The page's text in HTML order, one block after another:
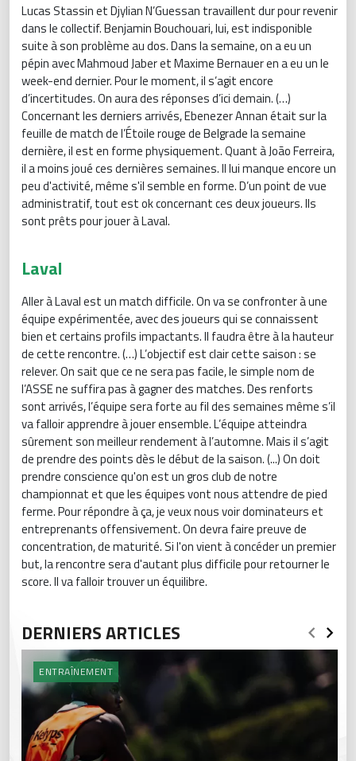
Lucas Stassin et Djylian N’Guessan travaillent dur pour revenir
dans le collectif. Benjamin Bouchouari, lui, est indisponible
suite à son problème au dos. Dans la semaine, on a eu un
pépin avec Mahmoud Jaber et Maxime Bernauer en a eu un le
week-end dernier. Pour le moment, il s’agit encore
d’incertitudes. On aura des réponses d’ici demain. (…)
Concernant les derniers arrivés, Ebenezer Annan était sur la
feuille de match de l’Étoile rouge de Belgrade la semaine
dernière, il est en forme physiquement. Quant à João Ferreira,
il a moins joué ces dernières semaines. Il lui manque encore un
peu d'activité, même s'il semble en forme. D’un point de vue
administratif, tout est ok concernant ces deux joueurs. Ils
sont prêts pour jouer à Laval.
Laval
Aller à Laval est un match difficile. On va se confronter à une
équipe expérimentée, avec des joueurs qui se connaissent
bien et certains profils impactants. Il faudra être à la hauteur
de cette rencontre. (…) L’objectif est clair cette saison : se
relever. On sait que ce ne sera pas facile, le simple nom de
l’ASSE ne suffira pas à gagner des matches. Des renforts
sont arrivés, l’équipe sera forte au fil des semaines même s’il
va falloir apprendre à jouer ensemble. L’équipe atteindra
sûrement son meilleur rendement à l’automne. Mais il s’agit
de prendre des points dès le début de la saison. (...) On doit
prendre conscience qu'on est un gros club de notre
championnat et que les équipes vont nous attendre de pied
ferme. Pour répondre à ça, je veux nous voir dominateurs et
entreprenants offensivement. On devra faire preuve de
concentration, de maturité. Si l'on vient à concéder un premier
but, la rencontre sera d'autant plus difficile pour retourner le
score. Il va falloir trouver un équilibre.
DERNIERS ARTICLES
ENTRAÎNEMENT